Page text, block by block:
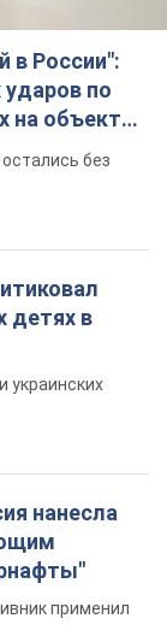
в России":
по
на объекты
без
детях в
украинских
нанесла
применил